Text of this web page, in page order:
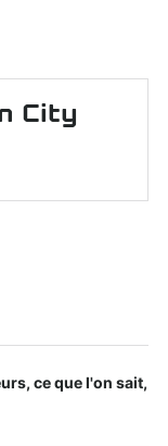
City
ce que l'on sait,